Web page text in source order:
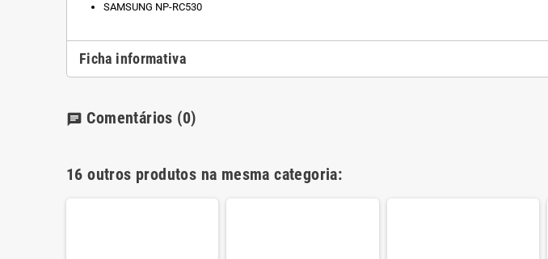
SAMSUNG NP-RC530
Ficha informativa
chat Comentários (0)
16 outros produtos na mesma categoria: